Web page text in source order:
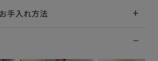
手入れ方法